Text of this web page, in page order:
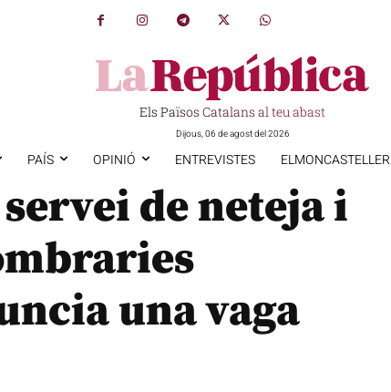
Els Països Catalans al teu abast
Dijous, 06 de agost del 2026
PAÍS OPINIÓ ENTREVISTES ELMONCASTELLER
de neteja i
una vaga